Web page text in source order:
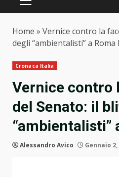
PRIMARY
Home » Vernice contro la
degli “ambientalisti” a Roma
Cronaca Italia
Vernice contro
del Senato: il
“ambientalisti”
Alessandro Avico Gennaio 2,